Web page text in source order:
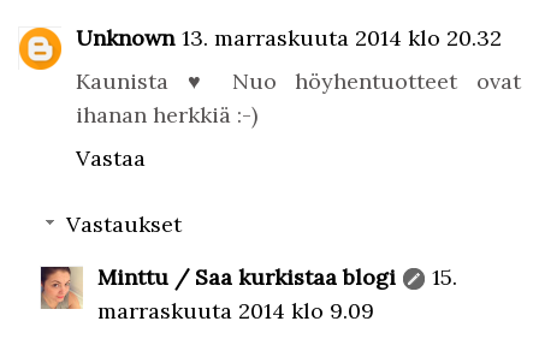
Unknown 13. marraskuuta 2014 klo 20.32
Kaunista ♥ Nuo höyhentuotteet ovat
ihanan herkkiä :-)
Vastaa
Vastaukset
Minttu / Saa kurkistaa blogi
15.
marraskuuta 2014 klo 9.09